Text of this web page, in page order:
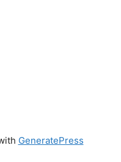
GeneratePress